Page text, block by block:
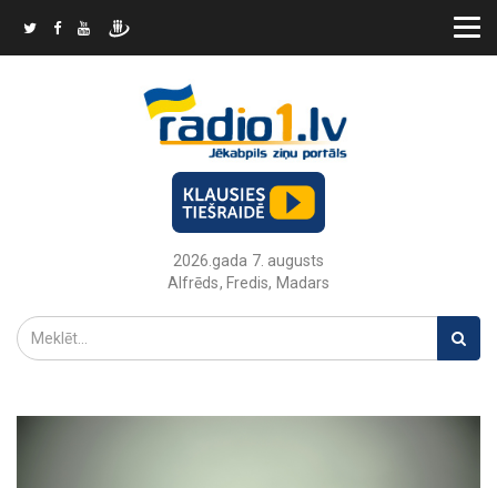
2026.gada 7. augusts
Alfrēds, Fredis, Madars